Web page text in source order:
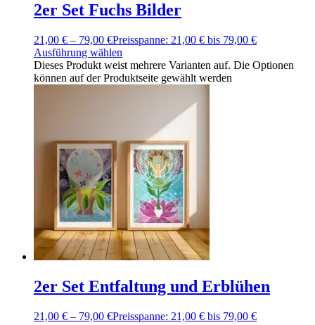
2er Set Fuchs Bilder
21,00 € – 79,00 €Preisspanne: 21,00 € bis 79,00 €
Ausführung wählen
Dieses Produkt weist mehrere Varianten auf. Die Optionen
können auf der Produktseite gewählt werden
2er Set Entfaltung und Erblühen
21,00 € – 79,00 €Preisspanne: 21,00 € bis 79,00 €